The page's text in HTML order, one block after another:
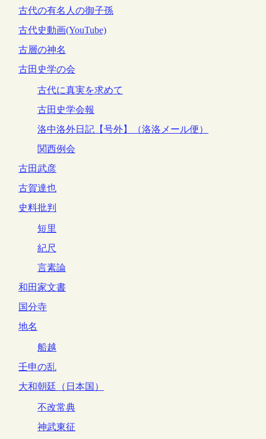
古代の有名人の御子孫
古代史動画(YouTube)
古層の神名
古田史学の会
古代に真実を求めて
古田史学会報
洛中洛外日記【号外】（洛洛メール便）
関西例会
古田武彦
古賀達也
史料批判
短里
紀尺
言素論
和田家文書
国分寺
地名
船越
壬申の乱
大和朝廷（日本国）
不改常典
神武東征